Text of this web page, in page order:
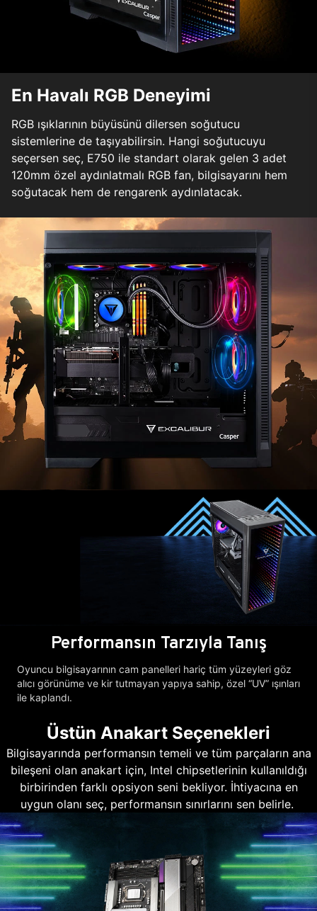
En Havalı RGB Deneyimi
RGB ışıklarının büyüsünü dilersen soğutucu
sistemlerine de taşıyabilirsin. Hangi soğutucuyu
seçersen seç, E750 ile standart olarak gelen 3 adet
120mm özel aydınlatmalı RGB fan, bilgisayarını hem
soğutacak hem de rengarenk aydınlatacak.
Performansın Tarzıyla Tanış
Oyuncu bilgisayarının cam panelleri hariç tüm yüzeyleri göz
alıcı görünüme ve kir tutmayan yapıya sahip, özel “UV” ışınları
ile kaplandı.
Üstün Anakart Seçenekleri
Bilgisayarında performansın temeli ve tüm parçaların ana
bileşeni olan anakart için, Intel chipsetlerinin kullanıldığı
birbirinden farklı opsiyon seni bekliyor. İhtiyacına en
uygun olanı seç, performansın sınırlarını sen belirle.